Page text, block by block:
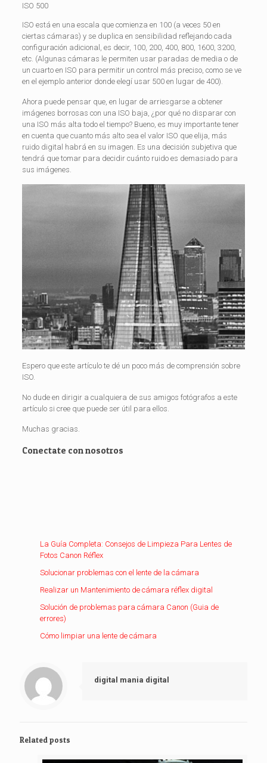
ISO 500
ISO está en una escala que comienza en 100 (a veces 50 en
ciertas cámaras) y se duplica en sensibilidad reflejando cada
configuración adicional, es decir, 100, 200, 400, 800, 1600, 3200,
etc. (Algunas cámaras le permiten usar paradas de media o de
un cuarto en ISO para permitir un control más preciso, como se ve
en el ejemplo anterior donde elegí usar 500 en lugar de 400).
Ahora puede pensar que, en lugar de arriesgarse a obtener
imágenes borrosas con una ISO baja, ¿por qué no disparar con
una ISO más alta todo el tiempo? Bueno, es muy importante tener
en cuenta que cuanto más alto sea el valor ISO que elija, más
ruido digital habrá en su imagen. Es una decisión subjetiva que
tendrá que tomar para decidir cuánto ruido es demasiado para
sus imágenes.
Espero que este artículo te dé un poco más de comprensión sobre
ISO.
No dude en dirigir a cualquiera de sus amigos fotógrafos a este
artículo si cree que puede ser útil para ellos.
Muchas gracias.
Conectate con nosotros
La Guía Completa: Consejos de Limpieza Para Lentes de
Fotos Canon Réflex
Solucionar problemas con el lente de la cámara
Realizar un Mantenimiento de cámara réflex digital
Solución de problemas para cámara Canon (Guia de
errores)
Cómo limpiar una lente de cámara
digital mania digital
Related posts